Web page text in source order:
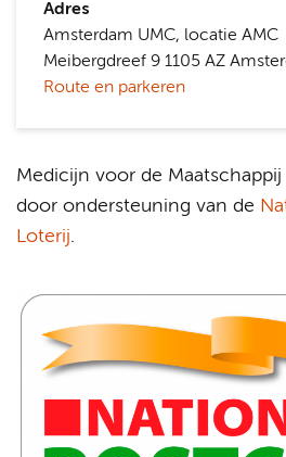
Adres
Amsterdam UMC, locatie AMC
Meibergdreef 9 1105 AZ
Route en parkeren
Medicijn voor de
door ondersteuning van de
Loterij.